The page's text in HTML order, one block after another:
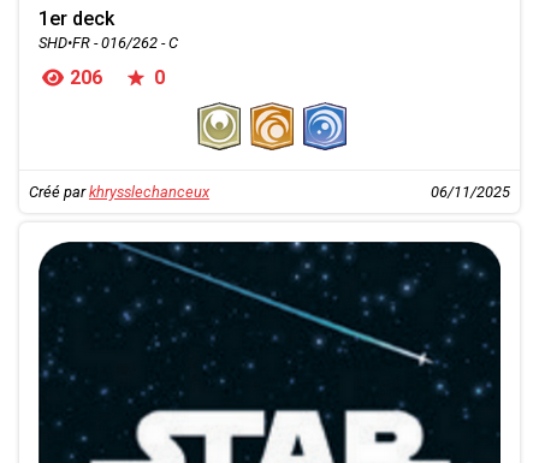
1er deck
SHD•FR - 016/262 - C
206 0
Créé parkhrysslechanceux 06/11/2025